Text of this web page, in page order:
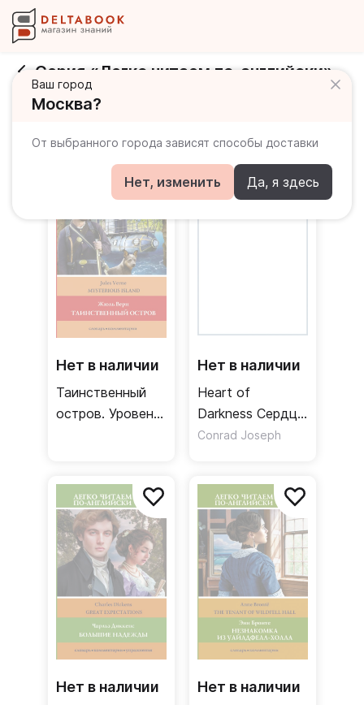
Ваш город
Москва?
От выбранного города зависят способы доставки
Нет, изменить Да, я здесь
Серия «Легко читаем по-английски»
Издательство
Нет в наличии
Таинственный
остров. Уровень
Нет в наличии
Heart of
Darkness Сердце
тьмы Уровень 2
Conrad Joseph
Нет в наличии Нет в наличии